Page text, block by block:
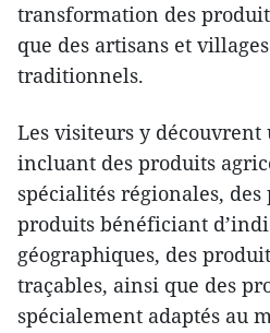
transformation des
que des artisans et
traditionnels.
Les visiteurs y
incluant des produits
spécialités régionales, des
produits bénéficiant
géographiques, des
traçables, ainsi que des
spécialement adaptés au